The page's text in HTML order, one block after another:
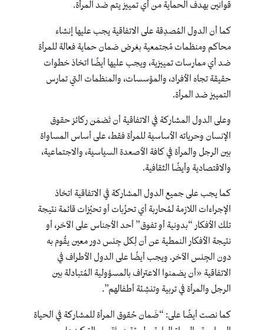
قوانين بهدف الحماية من أي تمييز يتم ضد المرأة.
كما أن الدول المُصدِقة على الاتفاقية يجب عليها إنشاء
محاكم ومنظمات مُجتمعية بغرض ضمان حماية فعالة للمرأة
ضد أي ممارسات تمييزية، ويجب عليها أيضًا اتخاذ خطوات
حقيقة تجاه الأفراد، والمؤسسات، والمنظمات التي تمارس
التمييز ضد المرأة.
وعلى الدول المشاركة في الاتفاقية أن تَضمَن ركائز حقوق
الإنسان وحرياته الأساسية للمرأة فقط، على أساس المساواة
بين الرجل والمرأة في كافة الأصعدة السياسية، والاجتماعية،
والاقتصادية وأيضًا الثقافية.
كما يجب على جميع الدول المشاركة في الاتفاقية اتخاذ
الإجراءات اللازمة لمُحاربة أي تحزُبات أو تحيُزات قائمة نتيجة
تلك الأفكار “بدونية أو تفوق” أحد الأجناس على الآخر، أو
نتيجة الأفكار النمطية عن أن لِكل جِنس دور معين يقُوم به
دون الجِنس الآخر. ويجب أيضًا على الدول الأطراف في
الاتفاقية «أن يضمنوا الاعتراف بالمسؤولية المُتبادلة بين
الرجل والمرأة في تربية وتنشِئة أطفالهم”.
كما نصت أيضًا على: “ضَمان حُقوق المرأة للمشاركة في الحياة